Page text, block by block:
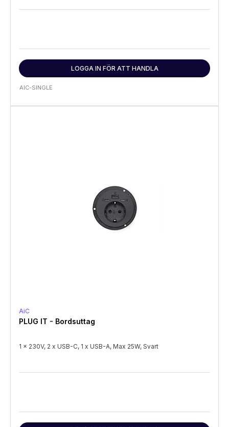
LOGGA IN FÖR ATT HANDLA
AIC-SINGLE
AiC
PLUG IT - Bordsuttag
1 x 230V, 2 x USB-C, 1 x USB-A, Max 25W, Svart